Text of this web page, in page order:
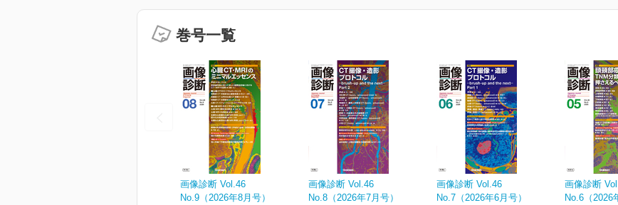
巻号一覧
画像診断 Vol.46
No.9（2026年8月号）
画像診断 Vol.46
No.8（2026年7月号）
画像診断 Vol.46
No.7（2026年6月号）
画像診断
No.6（2026